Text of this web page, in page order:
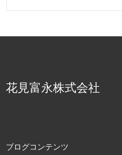
花見富永株式会社
ブログコンテンツ